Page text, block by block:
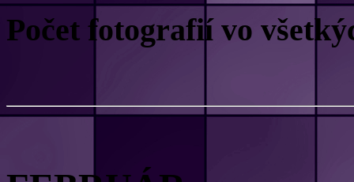
Počet fotografií vo